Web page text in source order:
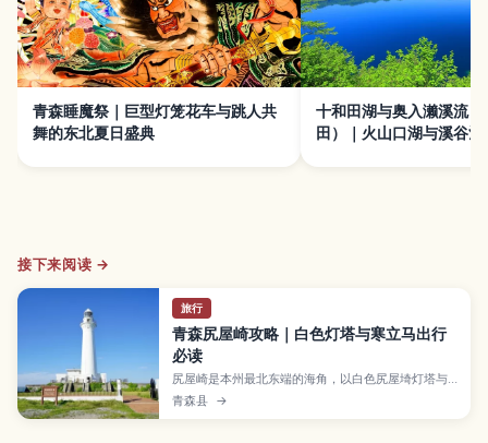
青森睡魔祭｜巨型灯笼花车与跳人共
舞的东北夏日盛典
十和田湖与奥入濑溪流（
田）｜火山口湖与溪谷
接下来阅读 →
旅行
青森尻屋崎攻略｜白色灯塔与寒立马出行
必读
尻屋崎是本州最北东端的海角，以白色尻屋埼灯塔与
寒立马闻名。整理灯塔参观、马匹观察、开放时间、
冬季封闭与现场礼仪，首次东北之旅也能轻松把握。
青森县 →